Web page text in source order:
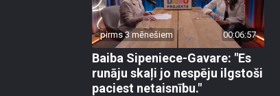
pirms 3 mēnešiem 00:06:57
Baiba Sipeniece-Gavare: "Es
runāju skaļi jo nespēju ilgstoši
paciest netaisnību."